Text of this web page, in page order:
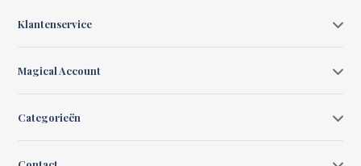
Klantenservice
Magical Account
Categorieën